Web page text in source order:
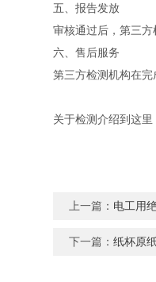
五、报告发放
审核通过后，第三
六、售后服务
第三方检测机构在
关于检测介绍到这
上一篇： 电工用
下一篇：纸杯原